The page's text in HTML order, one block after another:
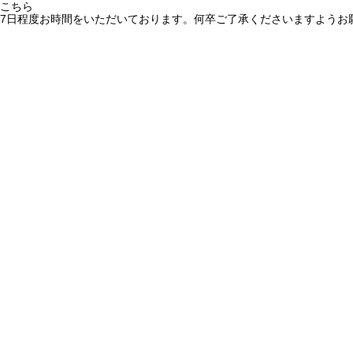
ちら
程度お時間をいただいております。何卒ご了承くださいますようお